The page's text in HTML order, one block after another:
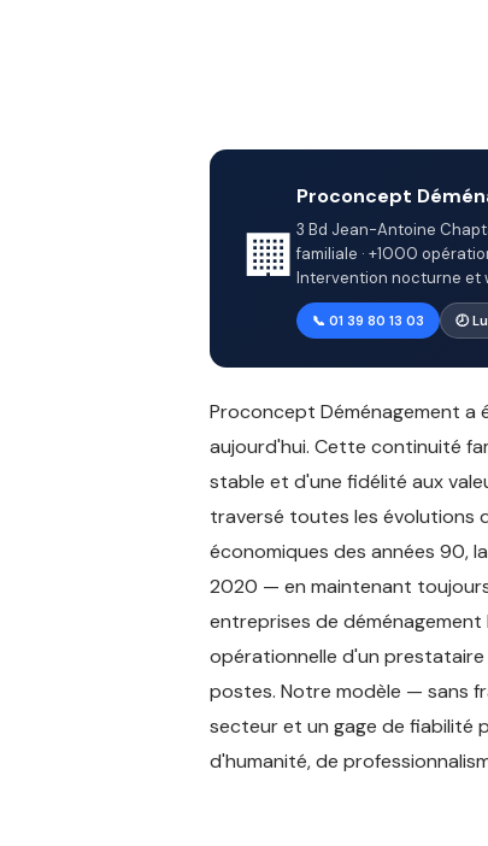
🏢
Proconcept
3 Bd Jean-Antoine
familiale · +1000
Intervention nocturne et
📞 01 39 80 13 03 🕗
Proconcept Déménagement a
aujourd'hui. Cette continuité
stable et d'une fidélité aux
traversé toutes les évolutions
économiques des années 90,
2020 — en maintenant
entreprises de
opérationnelle d'un
postes. Notre modèle — sans
secteur et un gage de fiabilité
d'humanité, de